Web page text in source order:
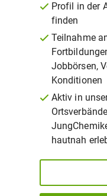
Profil in der
finden
Teilnahme
Jobbörsen,
Konditionen
Aktiv in
hautnah